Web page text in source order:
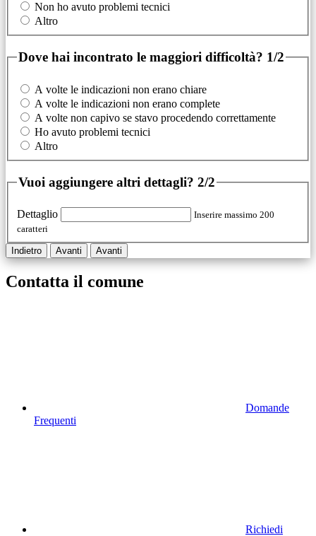
Non ho avuto problemi tecnici
Altro
Dove hai incontrato le maggiori difficoltà? 1/2
A volte le indicazioni non erano chiare
A volte le indicazioni non erano complete
A volte non capivo se stavo procedendo correttamente
Ho avuto problemi tecnici
Altro
Vuoi aggiungere altri dettagli? 2/2
Dettaglio
Inserire massimo 200
caratteri
Indietro Avanti Avanti
Contatta il comune
Domande
Frequenti
Richiedi